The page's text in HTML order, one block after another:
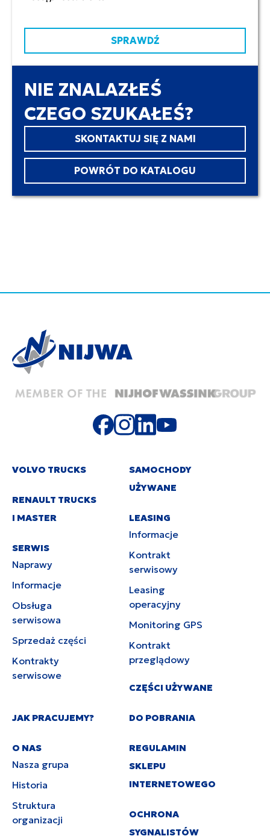
SPRAWDŹ
NIE ZNALAZŁEŚ
CZEGO SZUKAŁEŚ?
SKONTAKTUJ SIĘ Z NAMI
POWRÓT DO KATALOGU
VOLVO TRUCKS
RENAULT TRUCKS
I MASTER
SERWIS
Naprawy
Informacje
Obsługa
serwisowa
Sprzedaż części
Kontrakty
serwisowe
SAMOCHODY
UŻYWANE
LEASING
Informacje
Kontrakt
serwisowy
Leasing
operacyjny
Monitoring GPS
Kontrakt
przeglądowy
CZĘŚCI UŻYWANE
JAK PRACUJEMY?
O NAS
Nasza grupa
Historia
Struktura
organizacji
DO POBRANIA
REGULAMIN
SKLEPU
INTERNETOWEGO
OCHRONA
SYGNALISTÓW